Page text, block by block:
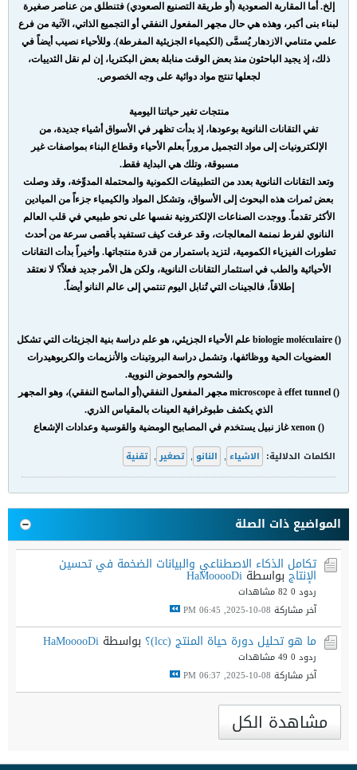
إلخ. أما المقاربة الصعودية (أو طريقة التصنيع الصعودي) فتنطلق من عناصر صغيرة
لبناء بنى أكبر، وهذه هي حال مجهر المفعول النفقي أو التجميع الذاتي، الآتية من فرع
علمي متنامي الازدهار يُسمَّى (الكيمياء الجزيئية المفرطة). وللأحياء نصيب أيضاً في
ذلك، إذ يجيد الباحثون منذ بعض الوقت منابلة بعض البكتريا، إن لم نقل الثدييات،
لجعلها تنتج مواد دوائية على وجه الخصوص.
منتجات تغير حياتنا اليومية
تفي التقانات النانوية بوعودها، إذ بدأت تظهر في الأسواق أشياء جديدة، من
الإلكترونيات إلى مواد التجميل مروراً بعلم الأحياء وقطاع البناء بمواصفات غير
مسبوقة، وتلك هي البداية فقط.
وتعد التقانات النانوية بعدد من التطبيقات الكمونية والمحتملة المدوِّخة، وقد وصلت
بعض ثمرات هذه البحوث إلى الأسواق، وتشكل المواد والكيمياء جزءاً من الميادين
الأكثر تقدماً. ووجدت الصناعات الإلكترونية نفسها على نحو طبيعي في قلب العالم
النانوي لفرط نمنمة المعالجات، وقد عرفت كيف تستفيد بأقصى سرعة من أحدث
تطورات الفيزياء الكمومية، لتزيد باستمرار من قدرة منتجاتها. وأخيراً بدأت التقانات
الأحيائية والطب في استثمار التقانات النانوية، ولكن هل الأمر جديد فعلاً؟ لا نعتقد
إطلاقاً، فالجينات التي تُنابل اليوم تنتمي إلى عالم النانو أيضاً.
() biologie moléculaire علم الأحياء الجزيئي، هو علم دراسة بنية الجزيئات التي تشكل
العضويات الحية ووظائفها، وتشمل دراسة البروتينات والأنزيمات والكربوهيدرات
والشحوم والحموض النووية.
() microscope à effet tunnel مجهر المفعول النفقي(أو الماسح النفقي)، وهو المجهر
الذي يكشف طبوغرافية العينات بالمقياس الذري.
() xenon غاز نبيل يستخدم في المصابيح الومضية والقوسية وعدادات الإشعاع
الكلمات الدلالية: الاشياء , النانو , تصغير , تقنية
المواضيع ذات الصلة
تكامل الذكاء الاصطناعي والبيانات الضخمة في تحسين
الإنتاج بواسطة HaMooooDi
ردود 0
82 مشاهدات
آخر مشاركة 08-10-2025, 06:45 PM
ما هو تحليل دورة حياة المنتج (lcc)؟ بواسطة HaMooooDi
ردود 0
49 مشاهدات
آخر مشاركة 08-10-2025, 06:37 PM
مشاهدة الكل